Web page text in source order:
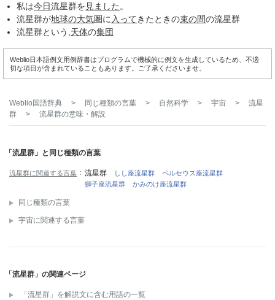
私は今日流星群を 見ました 。
流星群が地球の大気圏に 入ってきたときの束の間の流星群
流星群という, 天体の集団
Weblio日本語例文用例辞書はプログラムで機械的に例文を生成しているため、不適
切な項目が含まれていることもあります。ご了承くださいませ。
Weblio国語辞典 > 同じ種類の言葉 > 自然科学 > 宇宙 >
流星
群
> 流星群の意味・解説
「流星群」と同じ種類の言葉
流星群に関連する言葉 流星群 しし座流星群
ペルセウス座流星群
獅子座流星群
かみのけ座流星群
同じ種類の言葉
宇宙に関連する言葉
「流星群」の関連ページ
「流星群」を解説文に含む用語の一覧